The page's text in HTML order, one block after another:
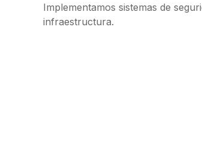
Implementamos sistemas de
infraestructura.